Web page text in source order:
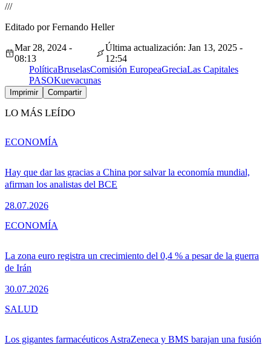
///
Editado por Fernando Heller
Mar 28, 2024 -
08:13
Última actualización: Jan 13, 2025 -
12:54
PolíticaBruselasComisión EuropeaGreciaLas Capitales
PASOKuevacunas
Imprimir Compartir
LO MÁS LEÍDO
Hay que dar las gracias a China por salvar la economía mundial,
afirman los analistas del BCE
28.07.2026
ECONOMÍA
La zona euro registra un crecimiento del 0,4 % a pesar de la guerra
de Irán
30.07.2026
ECONOMÍA
Los gigantes farmacéuticos AstraZeneca y BMS barajan una fusión
SALUD